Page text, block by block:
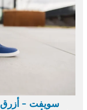
سويفت - أزرق